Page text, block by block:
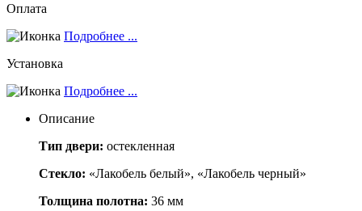
Оплата
Подробнее ...
Установка
Подробнее ...
Описание
Тип двери: остекленная
Стекло: «Лакобель белый», «Лакобель черный»
Толщина полотна: 36 мм